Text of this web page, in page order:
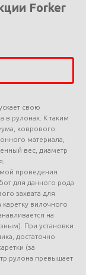
Forker
свою
в рулонах. К таким
коврового
материала,
вес, диаметр
проведения
для данного рода
захвата для
вилочного
на
При установки
достаточно
(за
рулона превышает